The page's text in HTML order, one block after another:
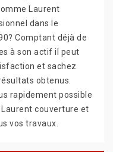
Laurent
dans le
Comptant déjà de
à son actif il peut
et sachez
obtenus.
rapidement possible
couverture et
vos travaux.